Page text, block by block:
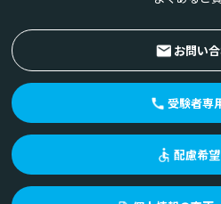
お問い
受験者専
配慮希